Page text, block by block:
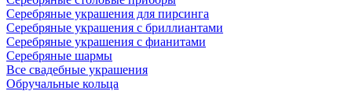
Серебряные украшения для пирсинга
Серебряные украшения с бриллиантами
Серебряные украшения с фианитами
Серебряные шармы
Все свадебные украшения
Обручальные кольца